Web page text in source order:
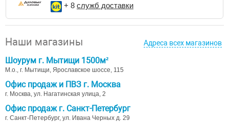
+ 8 служб доставки
Наши магазины Адреса всех магазинов
Шоурум г. Мытищи 1500м²
М.о., г. Мытищи, Ярославское шоссе, 115
Офис продаж и ПВЗ г. Москва
г. Москва, ул. Нагатинская улица, 2
Офис продаж г. Санкт-Петербург
г. Санкт-Петербург, ул. Ивана Черных д. 29